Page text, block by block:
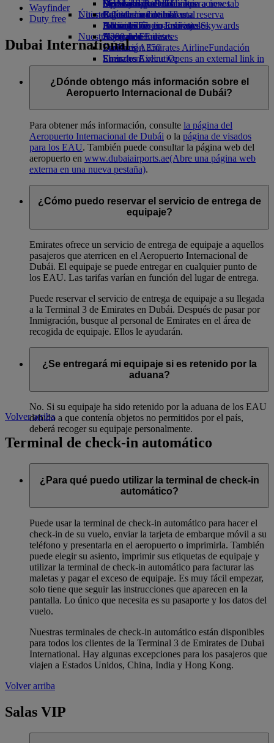
Opens an external link in a new tab
Bebidas
Nuestra flota
Boeing 777
A380 de Emirates
Emirates A350
Emirates Executive
Mapa de asientos
Diversión para los niños
Juguetes infantiles
Actividades para niños
Sostenibilidad en las operaciones
Política medioambiental
Informes medioambientales
Nuestras comunidades
Fundación Emirates AirlineFundación
Emirates Airline Opens an external link in
a new tab
Patrocinios
De Madrid a Dubái
Últimos destinos
Helsinki
Hangzhou
Da Nang
Shenzhen
Siem Riep
Skywards Rail
Calculadora de millas
Inicie sesión en Emirates Skywards
Skywards+
Móvil y app de Emirates
Cancelar o cambiar una reserva
Alteraciones en los viajes
Acerca de Emirates
Wayfinder
Duty free
Dubai International
¿Dónde obtengo más información sobre el
Aeropuerto Internacional de Dubái?
Para obtener más información, consulte la página del
Aeropuerto Internacional de Dubái o la página de visados
para los EAU. También puede consultar la página web del
aeropuerto en www.dubaiairports.ae(Abre una página web
externa en una nueva pestaña).
¿Cómo puedo reservar el servicio de entrega de
equipaje?
Emirates ofrece un servicio de entrega de equipaje a aquellos
pasajeros que aterricen en el Aeropuerto Internacional de
Dubái. El equipaje se puede entregar en cualquier punto de
los EAU. Las tarifas varían en función del lugar de entrega.
Puede reservar el servicio de entrega de equipaje a su llegada
a la Terminal 3 de Emirates en Dubái. Después de pasar por
Inmigración, busque al personal de Emirates en el área de
recogida de equipaje. Ellos le ayudarán.
¿Se entregará mi equipaje si es retenido por la
aduana?
No. Si su equipaje ha sido retenido por la aduana de los EAU
debido a que contenía objetos no permitidos por el país,
deberá recoger su equipaje personalmente.
Volver arriba
Terminal de check-in automático
¿Para qué puedo utilizar la terminal de check-in
automático?
Puede usar la terminal de check-in automático para hacer el
check-in de su vuelo, enviar la tarjeta de embarque móvil a su
teléfono y presentarla en el aeropuerto o imprimirla. También
puede elegir su asiento, imprimir sus etiquetas de equipaje y
utilizar la terminal de check-in automático para facturar las
maletas y pagar el exceso de equipaje. Es muy fácil empezar,
solo tiene que seguir las instrucciones que aparecen en la
pantalla. Lo único que necesita es su pasaporte y los datos del
vuelo.
Nuestras terminales de check-in automático están disponibles
para todos los clientes de la Terminal 3 de Emirates de Dubai
International. Hay algunas excepciones para los pasajeros que
viajen a Estados Unidos, China, India y Hong Kong.
Volver arriba
Salas VIP